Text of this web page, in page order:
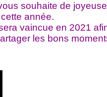
souhaite de
année.
vaincue en 2021
les bons